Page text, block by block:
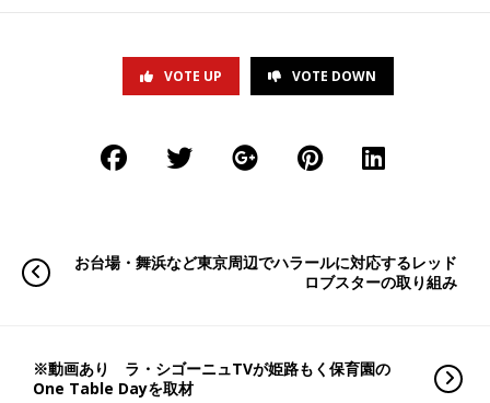
VOTE UP VOTE DOWN
お台場・舞浜など東京周辺でハラールに対応するレッド
ロブスターの取り組み
※動画あり ラ・シゴーニュTVが姫路もく保育園の
One Table Dayを取材